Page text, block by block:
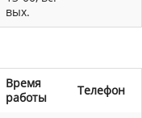
вых.
Время
работы
Телефон